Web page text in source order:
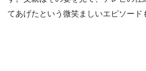
てあげたという微笑ましいエピソード